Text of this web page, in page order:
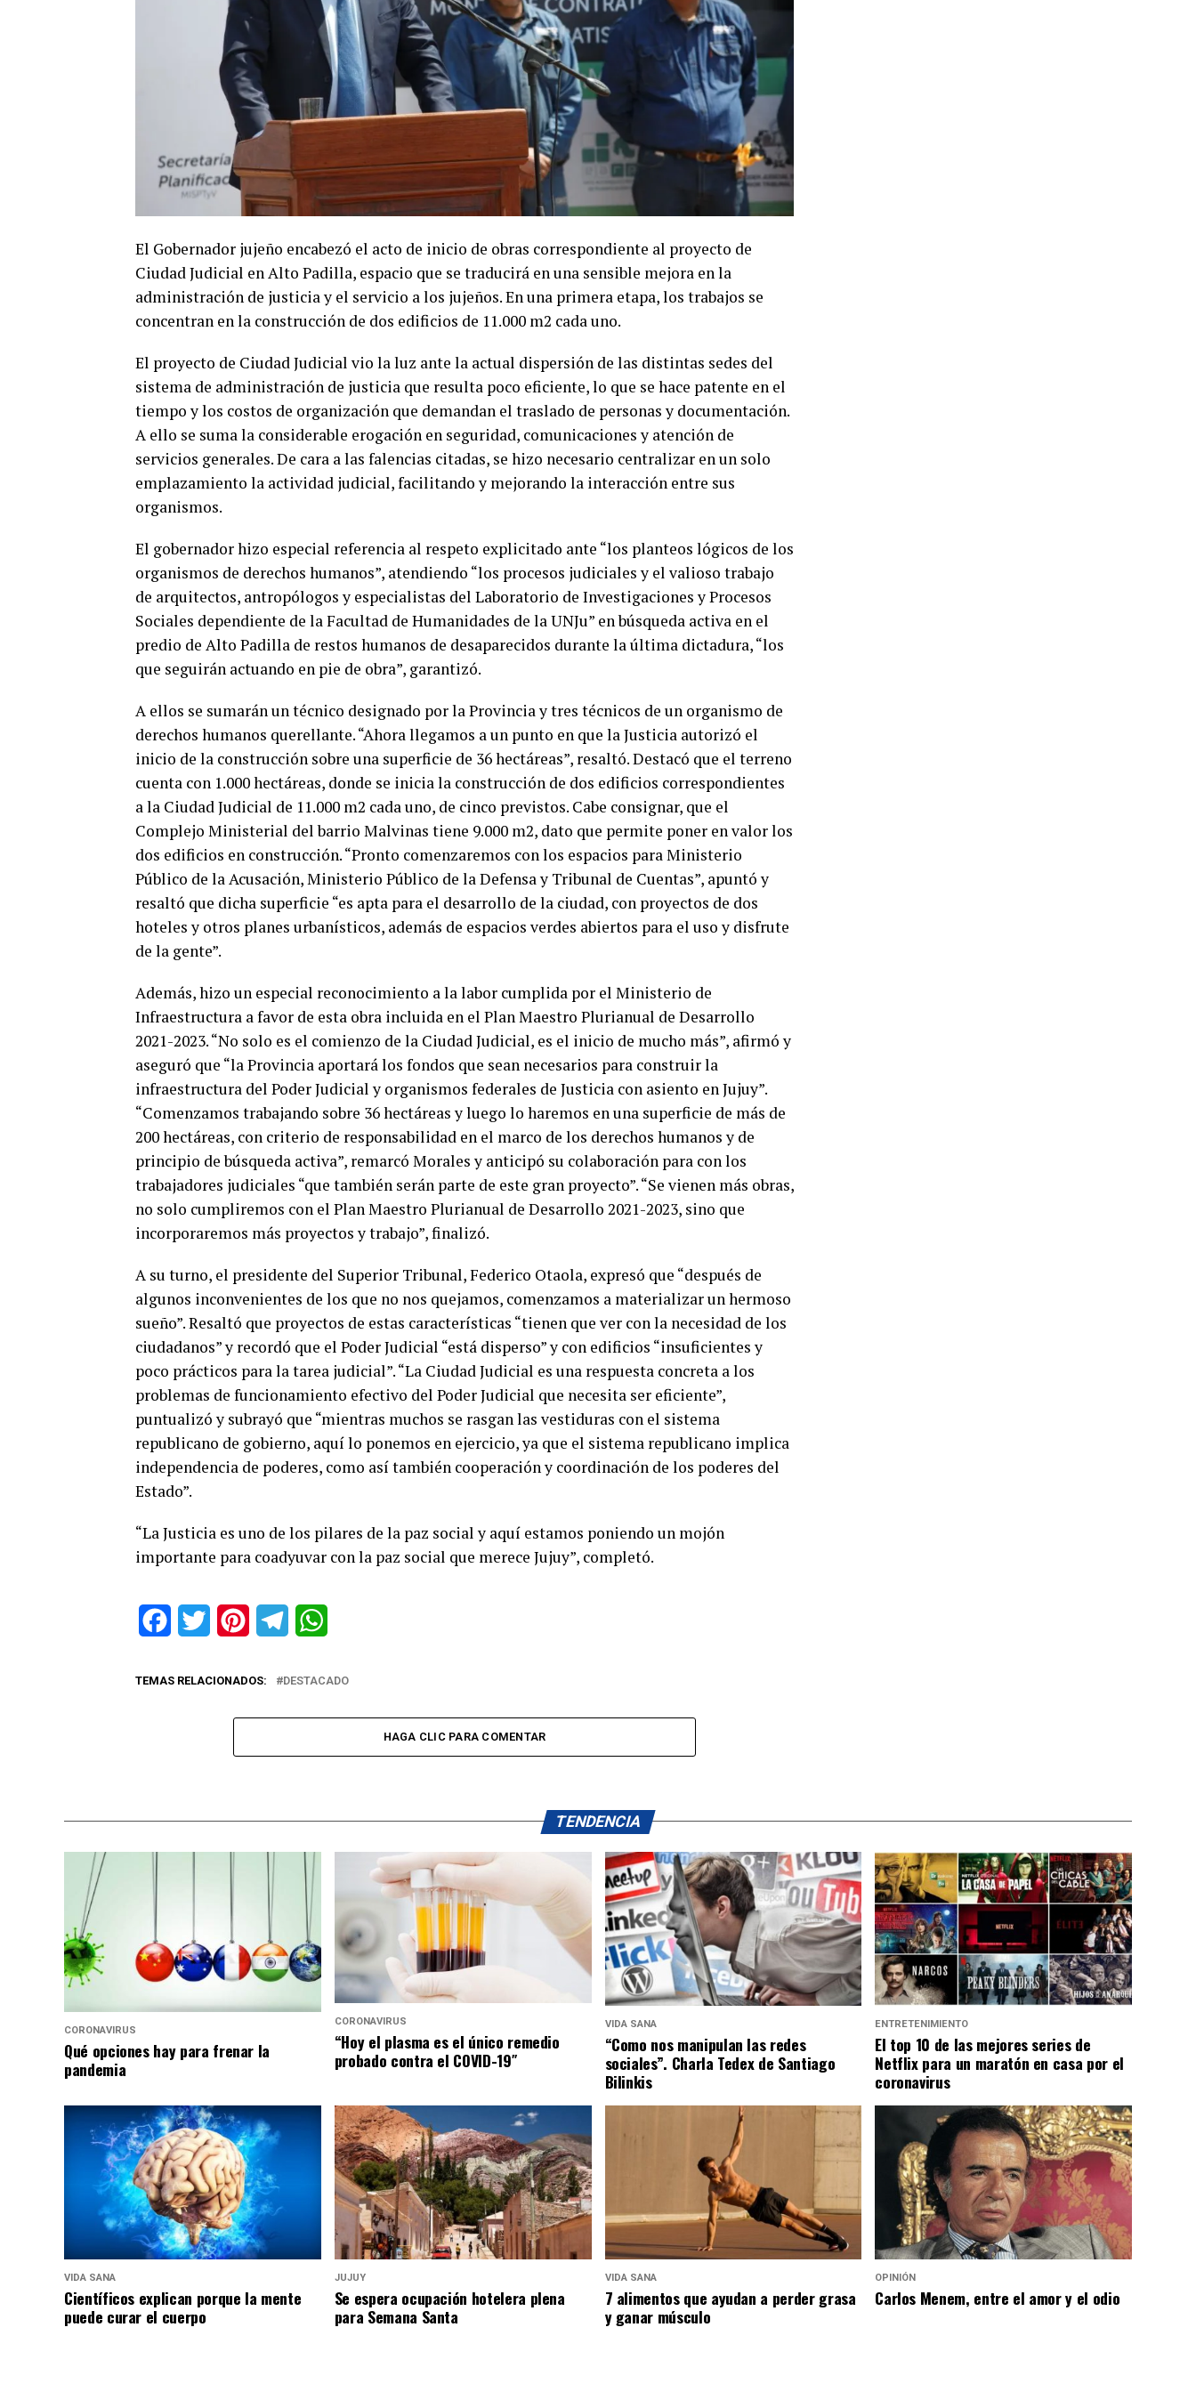
El Gobernador jujeño encabezó el acto de inicio de obras correspondiente al proyecto de
Ciudad Judicial en Alto Padilla, espacio que se traducirá en una sensible mejora en la
administración de justicia y el servicio a los jujeños. En una primera etapa, los trabajos se
concentran en la construcción de dos edificios de 11.000 m2 cada uno.
El proyecto de Ciudad Judicial vio la luz ante la actual dispersión de las distintas sedes del
sistema de administración de justicia que resulta poco eficiente, lo que se hace patente en el
tiempo y los costos de organización que demandan el traslado de personas y documentación.
A ello se suma la considerable erogación en seguridad, comunicaciones y atención de
servicios generales. De cara a las falencias citadas, se hizo necesario centralizar en un solo
emplazamiento la actividad judicial, facilitando y mejorando la interacción entre sus
organismos.
El gobernador hizo especial referencia al respeto explicitado ante “los planteos lógicos de los
organismos de derechos humanos”, atendiendo “los procesos judiciales y el valioso trabajo
de arquitectos, antropólogos y especialistas del Laboratorio de Investigaciones y Procesos
Sociales dependiente de la Facultad de Humanidades de la UNJu” en búsqueda activa en el
predio de Alto Padilla de restos humanos de desaparecidos durante la última dictadura, “los
que seguirán actuando en pie de obra”, garantizó.
A ellos se sumarán un técnico designado por la Provincia y tres técnicos de un organismo de
derechos humanos querellante. “Ahora llegamos a un punto en que la Justicia autorizó el
inicio de la construcción sobre una superficie de 36 hectáreas”, resaltó. Destacó que el terreno
cuenta con 1.000 hectáreas, donde se inicia la construcción de dos edificios correspondientes
a la Ciudad Judicial de 11.000 m2 cada uno, de cinco previstos. Cabe consignar, que el
Complejo Ministerial del barrio Malvinas tiene 9.000 m2, dato que permite poner en valor los
dos edificios en construcción. “Pronto comenzaremos con los espacios para Ministerio
Público de la Acusación, Ministerio Público de la Defensa y Tribunal de Cuentas”, apuntó y
resaltó que dicha superficie “es apta para el desarrollo de la ciudad, con proyectos de dos
hoteles y otros planes urbanísticos, además de espacios verdes abiertos para el uso y disfrute
de la gente”.
Además, hizo un especial reconocimiento a la labor cumplida por el Ministerio de
Infraestructura a favor de esta obra incluida en el Plan Maestro Plurianual de Desarrollo
2021-2023. “No solo es el comienzo de la Ciudad Judicial, es el inicio de mucho más”, afirmó y
aseguró que “la Provincia aportará los fondos que sean necesarios para construir la
infraestructura del Poder Judicial y organismos federales de Justicia con asiento en Jujuy”.
“Comenzamos trabajando sobre 36 hectáreas y luego lo haremos en una superficie de más de
200 hectáreas, con criterio de responsabilidad en el marco de los derechos humanos y de
principio de búsqueda activa”, remarcó Morales y anticipó su colaboración para con los
trabajadores judiciales “que también serán parte de este gran proyecto”. “Se vienen más obras,
no solo cumpliremos con el Plan Maestro Plurianual de Desarrollo 2021-2023, sino que
incorporaremos más proyectos y trabajo”, finalizó.
A su turno, el presidente del Superior Tribunal, Federico Otaola, expresó que “después de
algunos inconvenientes de los que no nos quejamos, comenzamos a materializar un hermoso
sueño”. Resaltó que proyectos de estas características “tienen que ver con la necesidad de los
ciudadanos” y recordó que el Poder Judicial “está disperso” y con edificios “insuficientes y
poco prácticos para la tarea judicial”. “La Ciudad Judicial es una respuesta concreta a los
problemas de funcionamiento efectivo del Poder Judicial que necesita ser eficiente”,
puntualizó y subrayó que “mientras muchos se rasgan las vestiduras con el sistema
republicano de gobierno, aquí lo ponemos en ejercicio, ya que el sistema republicano implica
independencia de poderes, como así también cooperación y coordinación de los poderes del
Estado”.
“La Justicia es uno de los pilares de la paz social y aquí estamos poniendo un mojón
importante para coadyuvar con la paz social que merece Jujuy”, completó.
FacebookTwitter PinterestTelegram
TEMAS RELACIONADOS: DESTACADO
HAGA CLIC PARA COMENTAR
TENDENCIA
CORONAVIRUS
Qué opciones hay para frenar la
pandemia
CORONAVIRUS
“Hoy el plasma es el único remedio
probado contra el COVID-19″
VIDA SANA
“Como nos manipulan las redes
sociales”. Charla Tedex de Santiago
Bilinkis
ENTRETENIMIENTO
El top 10 de las mejores series de
Netflix para un maratón en casa por el
coronavirus
VIDA SANA
Científicos explican porque la mente
puede curar el cuerpo
JUJUY
Se espera ocupación hotelera plena
para Semana Santa
VIDA SANA
7 alimentos que ayudan a perder grasa
y ganar músculo
OPINIÓN
Carlos Menem, entre el amor y el odio